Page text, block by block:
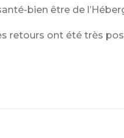
bien être de
retours ont été très